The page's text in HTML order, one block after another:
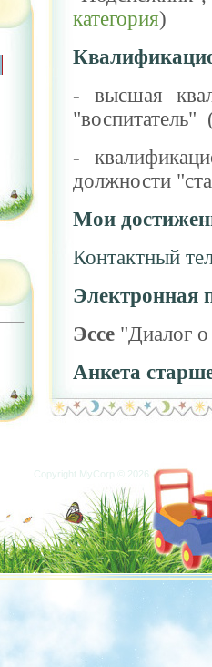
категория)
- высшая
"воспитатель"
-
должности
Мои
Контактный
Электронная
Эссе "Диалог
Анкета
Copyright MyCorp © 2026